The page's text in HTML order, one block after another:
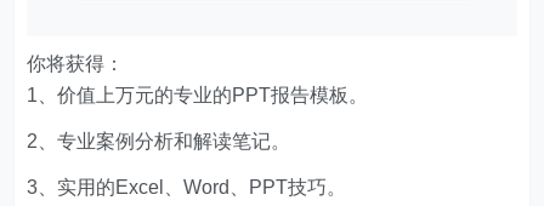
你将获得：
1、价值上万元的专业的PPT报告模板。
2、专业案例分析和解读笔记。
3、实用的Excel、Word、PPT技巧。